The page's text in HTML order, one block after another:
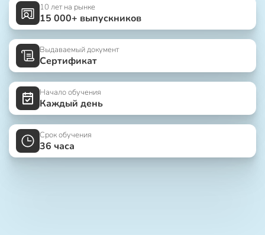
10 лет на рынке
15 000+ выпускников
Выдаваемый документ
Сертификат
Начало обучения
Каждый день
Срок обучения
36 часа